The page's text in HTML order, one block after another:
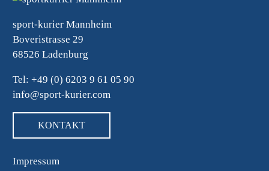
sport-kurier Mannheim
Boveristrasse 29
68526 Ladenburg
Tel: +49 (0) 6203 9 61 05 90
info@sport-kurier.com
KONTAKT
Impressum